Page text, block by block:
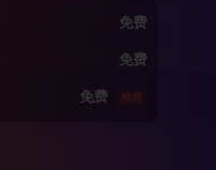
免费
免费
免费 推荐